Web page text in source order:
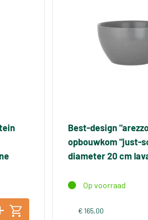
Best-design
opbouwkom "just-
diameter 20 cm
Op voorraad
€ 165,00